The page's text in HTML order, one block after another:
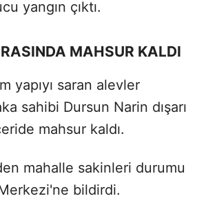
yangın çıktı.
MAHSUR KALDI
yapıyı saran alevler
sahibi Dursun Narin dışarı
mahsur kaldı.
mahalle sakinleri durumu
bildirdi.